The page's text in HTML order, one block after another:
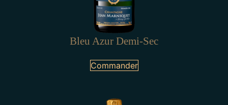
Bleu Azur Demi-Sec
Commander